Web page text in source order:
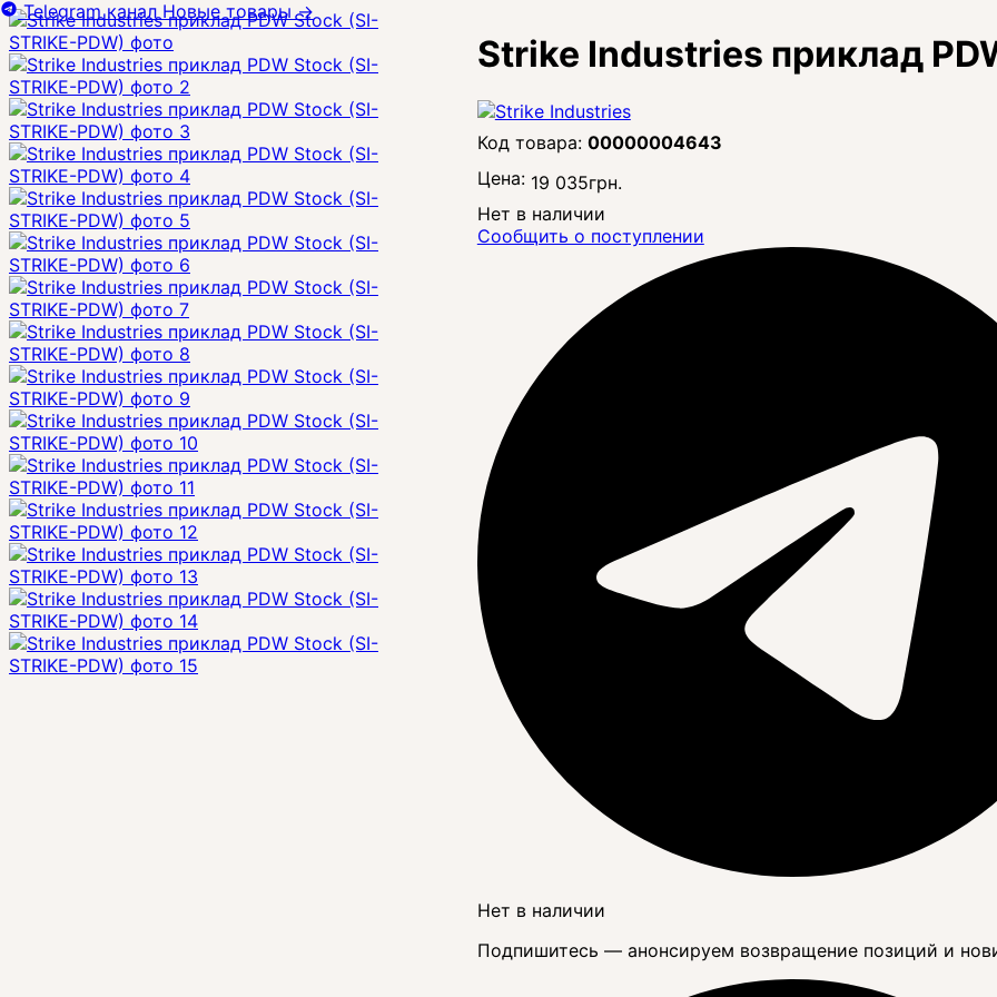
Strike Industries приклад
00000004643
Цена: 19 035грн.
Нет в наличии
Сообщить о поступлении
Нет в наличии
Подпишитесь — анонсируем возвращение позиций и
Telegram канал Новые товары→